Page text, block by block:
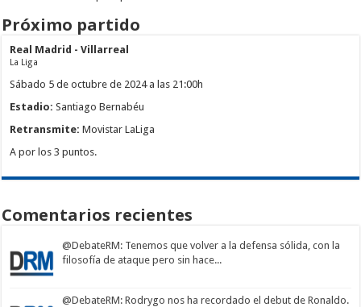
Próximo partido
Real Madrid - Villarreal
La Liga
Sábado 5 de octubre de 2024 a las 21:00h
Estadio: Santiago Bernabéu
Retransmite: Movistar LaLiga
A por los 3 puntos.
Comentarios recientes
@DebateRM: Tenemos que volver a la defensa sólida, con la
filosofía de ataque pero sin hace...
@DebateRM: Rodrygo nos ha recordado el debut de Ronaldo.